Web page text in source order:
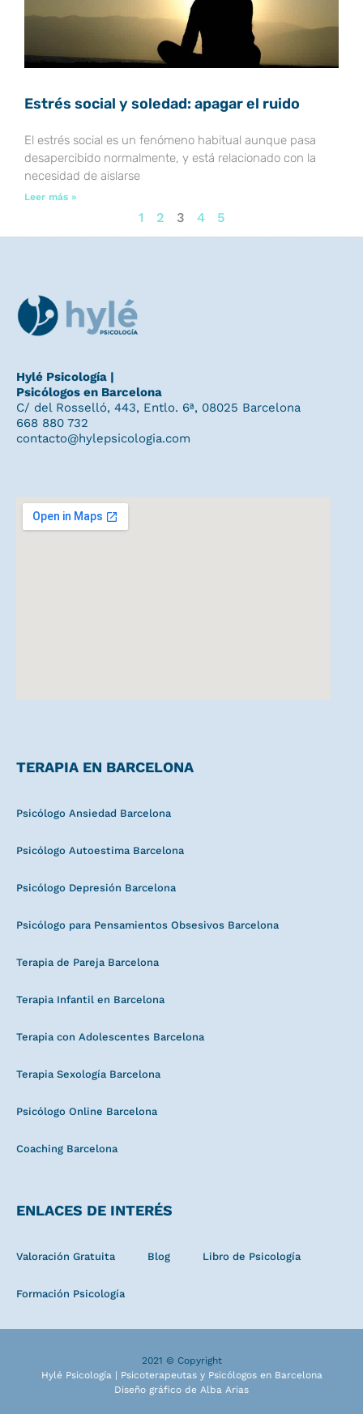
Estrés social y soledad: apagar el ruido
El estrés social es un fenómeno habitual aunque pasa
desapercibido normalmente, y está relacionado con la
necesidad de aislarse
Leer más »
1 2 3 4 5
Hylé Psicología |
Psicólogos en Barcelona
C/ del Rosselló, 443, Entlo. 6ª, 08025 Barcelona
668 880 732
contacto@hylepsicologia.com
TERAPIA EN BARCELONA
Psicólogo Ansiedad Barcelona
Psicólogo Autoestima Barcelona
Psicólogo Depresión Barcelona
Psicólogo para Pensamientos Obsesivos Barcelona
Terapia de Pareja Barcelona
Terapia Infantil en Barcelona
Terapia con Adolescentes Barcelona
Terapia Sexología Barcelona
Psicólogo Online Barcelona
Coaching Barcelona
ENLACES DE INTERÉS
Valoración Gratuita Blog Libro de Psicología
Formación Psicología
2021 © Copyright
Hylé Psicología | Psicoterapeutas y Psicólogos en Barcelona
Diseño gráfico de Alba Arias